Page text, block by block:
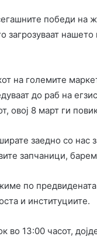
победи на
загрозуваат
на големите
до раб на
овој 8 март ги
заедно со нас
запчаници,
по
и институциите.
во 13:00 часот,